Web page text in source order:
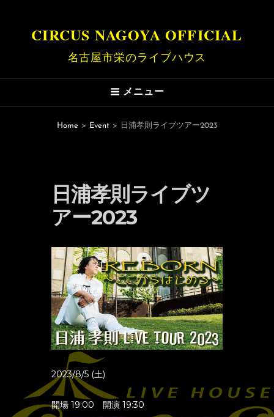
CIRCUS NAGOYA OFFICIAL
名古屋市栄のライブハウス
メニュー
Home > Event > 日浦孝則ライブツアー2023
日浦孝則ライブツ
アー2023
2023/8/5 (土)
開場 19:00 開演 19:30